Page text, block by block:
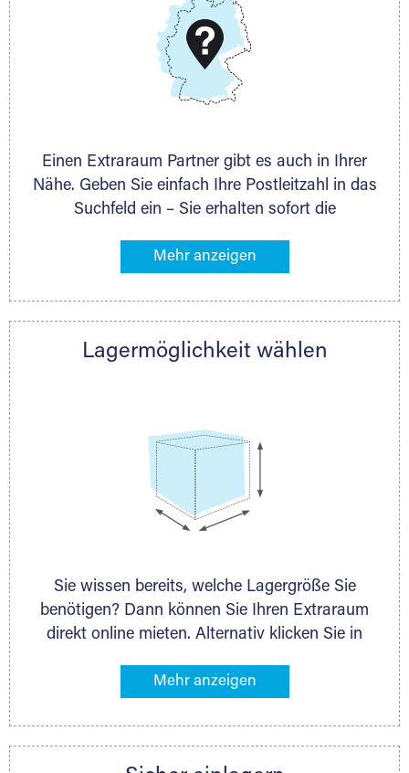
www.dmg-ag.com
Einen Extraraum Partner gibt es auch in Ihrer
Nähe. Geben Sie einfach Ihre Postleitzahl in das
Suchfeld ein – Sie erhalten sofort die
Lagermöglichkeiten in Ihrer Nähe. An zahlreichen
direkt online mieten. Gibt es Extraraum noch
nächstgelegenen Partner und besprechen alles
Lagermöglichkeit wählen
Sie wissen bereits, welche Lagergröße Sie
benötigen? Dann können Sie Ihren Extraraum
direkt online mieten. Alternativ klicken Sie in
Gegenstände an, die Sie einlagern möchten –
ermittelt. Natürlich steht Ihnen Ihr Extraraum